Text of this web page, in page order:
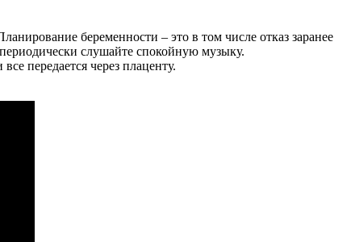
беременности – это в том числе отказ заранее
слушайте спокойную музыку.
передается через плаценту.